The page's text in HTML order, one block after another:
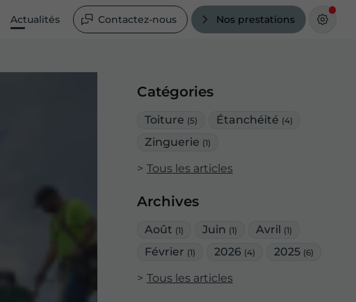
Actualités Contactez-nous Nos prestations
Catégories
Toiture (5) Étanchéité (4)
Zinguerie (1)
Tous les articles
Archives
Août (1) Juin (1) Avril (1)
Février (1) 2026 (4) 2025 (6)
Tous les articles